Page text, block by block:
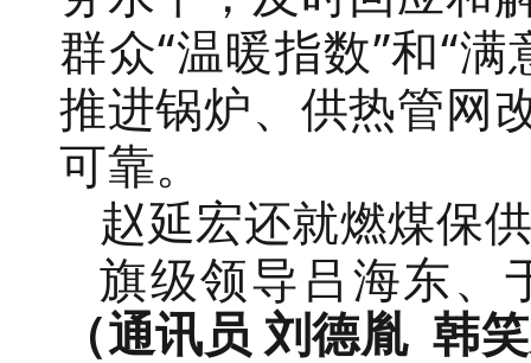
群众“温暖指数”和“
推进锅炉、供热管网
可靠。
赵延宏还就燃煤保
旗级领导吕海东、
（通讯员 刘德胤韩